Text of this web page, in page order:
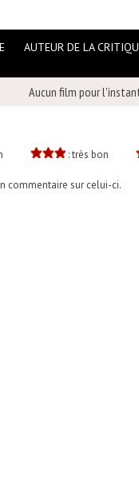
AUTEUR DE LA
Aucun film pour
: très bon
commentaire sur celui-ci.